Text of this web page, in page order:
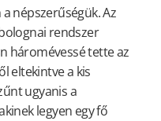
népszerűségük. Az
rendszer
háromévessé tette az
eltekintve a kis
ugyanis a
legyen egy fő